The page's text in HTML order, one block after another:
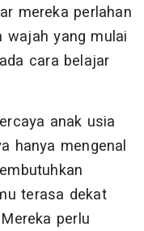
mereka perlahan
wajah yang mulai
cara belajar
anak usia
hanya mengenal
terasa dekat
perlu